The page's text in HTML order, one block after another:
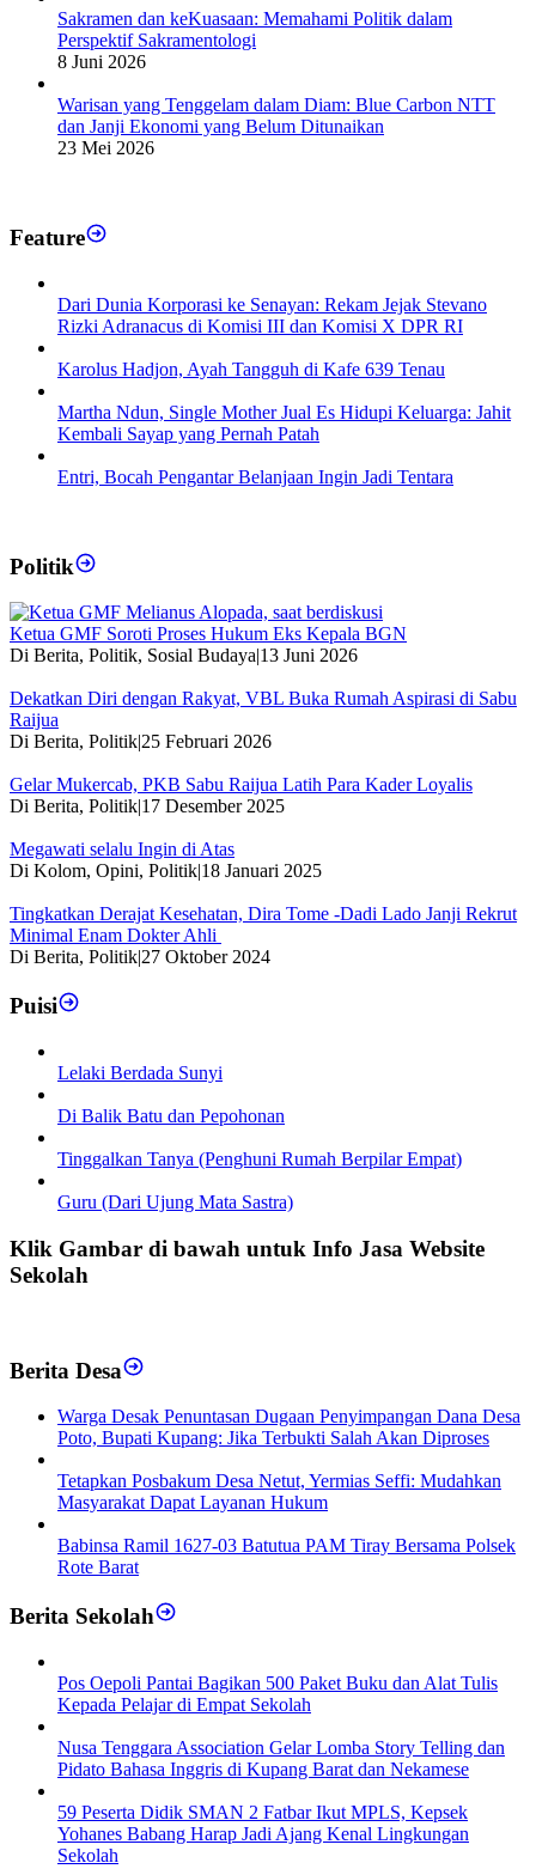
Sakramen dan keKuasaan: Memahami Politik dalam
Perspektif Sakramentologi
8 Juni 2026
Warisan yang Tenggelam dalam Diam: Blue Carbon NTT
dan Janji Ekonomi yang Belum Ditunaikan
23 Mei 2026
Feature
Dari Dunia Korporasi ke Senayan: Rekam Jejak Stevano
Rizki Adranacus di Komisi III dan Komisi X DPR RI
Karolus Hadjon, Ayah Tangguh di Kafe 639 Tenau
Martha Ndun, Single Mother Jual Es Hidupi Keluarga: Jahit
Kembali Sayap yang Pernah Patah
Entri, Bocah Pengantar Belanjaan Ingin Jadi Tentara
Politik
Ketua GMF Soroti Proses Hukum Eks Kepala BGN
Di Berita, Politik, Sosial Budaya|13 Juni 2026
Dekatkan Diri dengan Rakyat, VBL Buka Rumah Aspirasi di Sabu
Raijua
Di Berita, Politik|25 Februari 2026
Gelar Mukercab, PKB Sabu Raijua Latih Para Kader Loyalis
Di Berita, Politik|17 Desember 2025
Megawati selalu Ingin di Atas
Di Kolom, Opini, Politik|18 Januari 2025
Tingkatkan Derajat Kesehatan, Dira Tome -Dadi Lado Janji Rekrut
Minimal Enam Dokter Ahli
Di Berita, Politik|27 Oktober 2024
Puisi
Lelaki Berdada Sunyi
Di Balik Batu dan Pepohonan
Tinggalkan Tanya (Penghuni Rumah Berpilar Empat)
Guru (Dari Ujung Mata Sastra)
Klik Gambar di bawah untuk Info Jasa Website
Sekolah
Berita Desa
‎Warga Desak Penuntasan Dugaan Penyimpangan Dana Desa
Poto, Bupati Kupang: Jika Terbukti Salah Akan Diproses
Tetapkan Posbakum Desa Netut, Yermias Seffi: Mudahkan
Masyarakat Dapat Layanan Hukum
Babinsa Ramil 1627-03 Batutua PAM Tiray Bersama Polsek
Rote Barat
Berita Sekolah
Pos Oepoli Pantai Bagikan 500 Paket Buku dan Alat Tulis
Kepada Pelajar di Empat Sekolah
Nusa Tenggara Association Gelar Lomba Story Telling dan
Pidato Bahasa Inggris di Kupang Barat dan Nekamese
59 Peserta Didik SMAN 2 Fatbar Ikut MPLS, Kepsek
Yohanes Babang Harap Jadi Ajang Kenal Lingkungan
Sekolah